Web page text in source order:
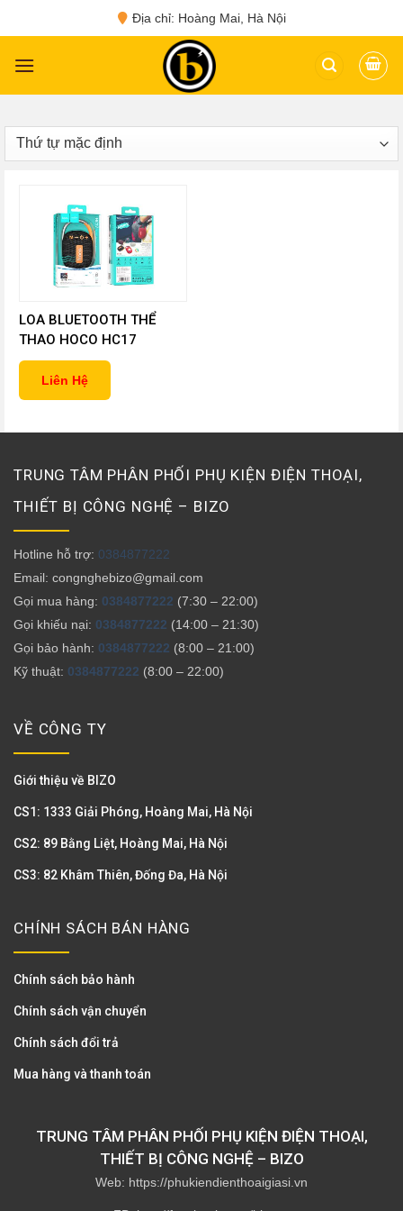
to
content
Địa chỉ: Hoàng Mai, Hà Nội
LOA BLUETOOTH THỂ
THAO HOCO HC17
Liên Hệ
TRUNG TÂM PHÂN PHỐI PHỤ KIỆN ĐIỆN THOẠI,
THIẾT BỊ CÔNG NGHỆ – BIZO
Hotline hỗ trợ: 0384877222
Email: congnghebizo@gmail.com
Gọi mua hàng: 0384877222 (7:30 – 22:00)
Gọi khiếu nại: 0384877222 (14:00 – 21:30)
Gọi bảo hành: 0384877222 (8:00 – 21:00)
Kỹ thuật: 0384877222 (8:00 – 22:00)
VỀ CÔNG TY
Giới thiệu về BIZO
CS1: 1333 Giải Phóng, Hoàng Mai, Hà Nội
CS2: 89 Bằng Liệt, Hoàng Mai, Hà Nội
CS3: 82 Khâm Thiên, Đống Đa, Hà Nội
CHÍNH SÁCH BÁN HÀNG
Chính sách bảo hành
Chính sách vận chuyển
Chính sách đổi trả
Mua hàng và thanh toán
TRUNG TÂM PHÂN PHỐI PHỤ KIỆN ĐIỆN THOẠI,
THIẾT BỊ CÔNG NGHỆ – BIZO
Web: https://phukiendienthoaigiasi.vn